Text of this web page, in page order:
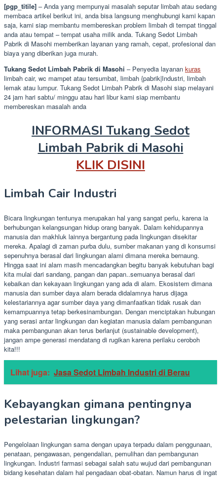
[pgp_titile] – Anda yang mempunyai masalah seputar limbah atau sedang
membaca artikel berikut ini, anda bisa langsung menghubungi kami kapan
saja, kami siap membantu membereskan problem limbah di tempat tinggal
anda atau tempat – tempat usaha milik anda. Tukang Sedot Limbah
Pabrik di Masohi memberikan layanan yang ramah, cepat, profesional dan
biaya yang diberikan juga murah.
Tukang Sedot Limbah Pabrik di Masohi – Penyedia layanan kuras
limbah cair, wc mampet atau tersumbat, limbah {pabrik|Industri, limbah
lemak atau lumpur. Tukang Sedot Limbah Pabrik di Masohi siap melayani
24 jam hari sabtu/ minggu atau hari libur kami siap membantu
membereskan masalah anda
INFORMASI Tukang Sedot
Limbah Pabrik di Masohi
KLIK DISINI
Limbah Cair Industri
Bicara lingkungan tentunya merupakan hal yang sangat perlu, karena ia
berhubungan kelangsungan hidup orang banyak. Dalam kehidupannya
manusia dan makhluk lainnya bergantung pada lingkungan disekitar
mereka. Apalagi di zaman purba dulu, sumber makanan yang di konsumsi
sepenuhnya berasal dari lingkungan alami dimana mereka bernaung.
Hingga saat ini alam masih mencadangkan begitu banyak kebutuhan bagi
kita mulai dari sandang, pangan dan papan..semuanya berasal dari
kebaikan dan kekayaan lingkungan yang ada di alam. Ekosistem dimana
manusia dan sumber daya alam berada didalamnya harus dijaga
kelestariannya agar sumber daya yang dimanfaatkan tidak rusak dan
kemampuannya tetap berkesinambungan. Dengan menciptakan hubungan
yang serasi antar lingkungan dan kegiatan manusia dalam pembangunan
maka pembangunan akan terus berlanjut (sustainable development),
jangan ampe generasi mendatang di rugikan karena perilaku ceroboh
kita!!!
Lihat juga: Jasa Sedot Limbah Industri di Berau
Kebayangkan gimana pentingnya
pelestarian lingkungan?
Pengelolaan lingkungan sama dengan upaya terpadu dalam penggunaan,
penataan, pengawasan, pengendalian, pemulihan dan pembangunan
lingkungan. Industri farmasi sebagai salah satu wujud dari pembangunan
bidang kesehatan dalam hal pengadaan obat-obatan. Namun harus di ingat